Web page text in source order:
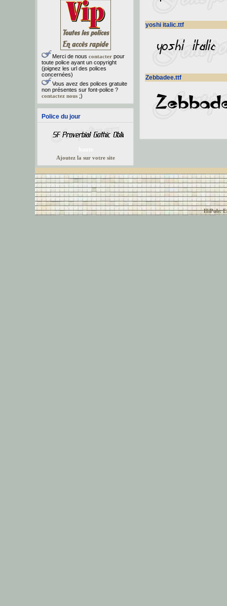
Merci de nous contacterpour
toute police ayant un copyright
(joignez les url des polices
concernées)
Vous avez des polices gratuite
non présentes sur font-police ?
contactez nous;)
Police du jour
Ajoutez la sur votre site
yoshi italic.ttf
Zebbadee.ttf
HiPub: